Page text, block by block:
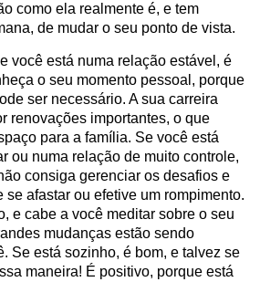
como ela realmente é, e tem
de mudar o seu ponto de vista.
você está numa relação estável, é
o seu momento pessoal, porque
ser necessário. A sua carreira
renovações importantes, o que
para a família. Se você está
ou numa relação de muito controle,
consiga gerenciar os desafios e
se afastar ou efetive um rompimento.
e cabe a você meditar sobre o seu
mudanças estão sendo
Se está sozinho, é bom, e talvez se
maneira! É positivo, porque está